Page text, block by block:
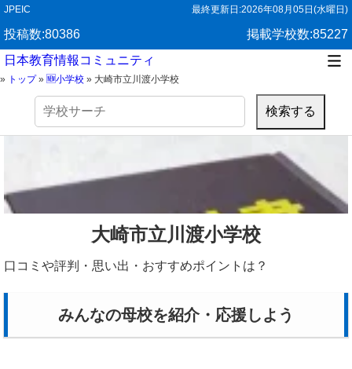
JPEIC 最終更新日:2026年08月05日(水曜日)
投稿数:80386
掲載学校数:85227
日本教育情報コミュニティ
» トップ» 🆕小学校 » 大崎市立川渡小学校
検
大崎市立川渡小学校
口コミや評判・思い出・おすすめポイントは？
みんなの母校を紹介・応援しよう